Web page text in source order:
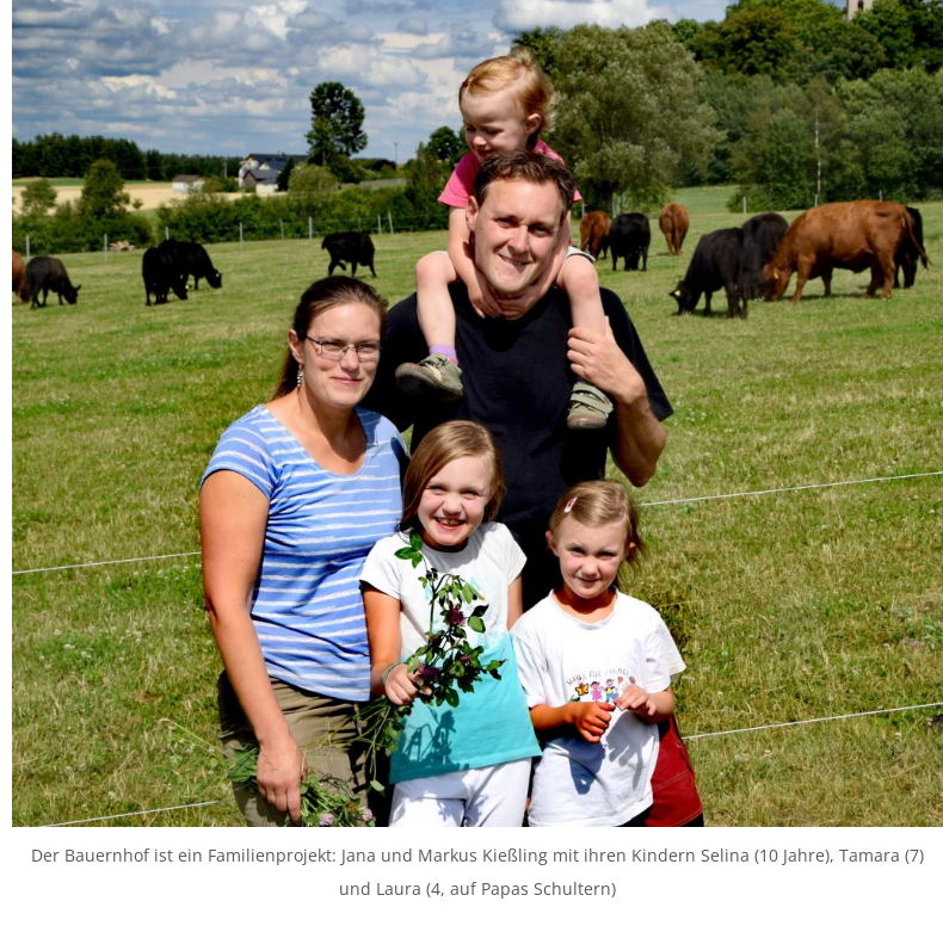
Der Bauernhof ist ein Familienprojekt: Jana und Markus Kießling mit ihren Kindern Selina (10 Jahre), Tamara (7)
und Laura (4, auf Papas Schultern)